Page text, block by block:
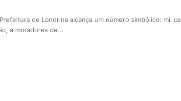
de Londrina alcança um número simbólico: mil
a moradores de…